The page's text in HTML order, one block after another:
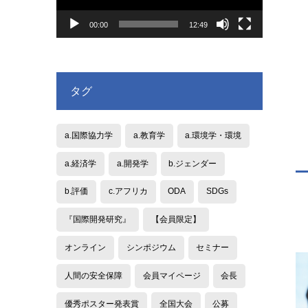
ヤ
00:00 12:49
タグ
a.国際協力学 a.教育学 a.環境学・環境
a.経済学 a.開発学 b.ジェンダー
b.評価 c.アフリカ ODA SDGs
『国際開発研究』 【会員限定】
オンライン シンポジウム セミナー
人間の安全保障 会員マイページ 会長
優秀ポスター発表賞 全国大会 公募